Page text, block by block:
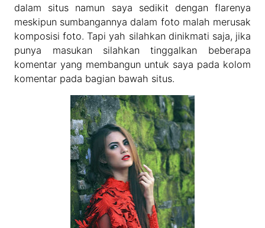
dalam situs namun saya sedikit dengan flarenya
meskipun sumbangannya dalam foto malah merusak
komposisi foto. Tapi yah silahkan dinikmati saja, jika
punya masukan silahkan tinggalkan beberapa
komentar yang membangun untuk saya pada kolom
komentar pada bagian bawah situs.